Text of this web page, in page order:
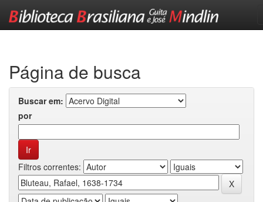
Página de busca
Buscar em:
por
Filtros correntes: